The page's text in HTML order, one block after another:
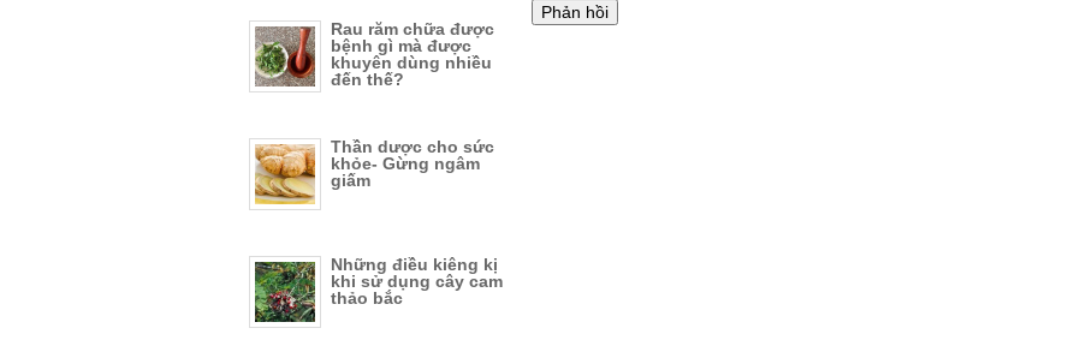
Rau răm chữa được
bệnh gì mà được
khuyên dùng nhiều
đến thế?
Thần dược cho sức
khỏe- Gừng ngâm
giấm
Những điều kiêng kị
khi sử dụng cây cam
thảo bắc